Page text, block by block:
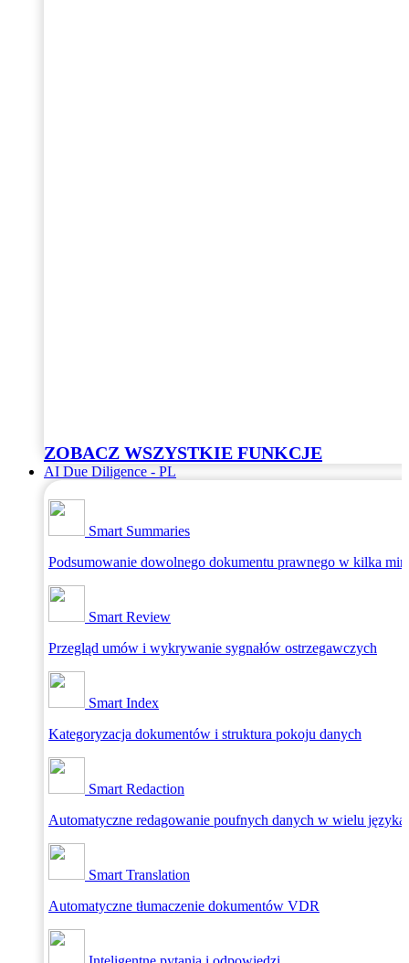
ZOBACZ WSZYSTKIE FUNKCJE
AI Due Diligence - PL
Smart Summaries
Podsumowanie dowolnego dokumentu prawnego w kilka
Smart Review
Przegląd umów i wykrywanie sygnałów ostrzegawczych
Smart Index
Kategoryzacja dokumentów i struktura pokoju danych
Smart Redaction
Automatyczne redagowanie poufnych danych w wielu
Smart Translation
Automatyczne tłumaczenie dokumentów VDR